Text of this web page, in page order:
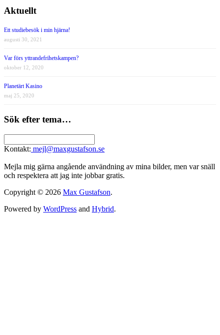
Aktuellt
Ett studiebesök i min hjärna!
augusti 30, 2021
Var förs yttrandefrihetskampen?
oktober 12, 2020
Planetärt Kasino
maj 25, 2020
Sök efter tema…
Kontakt: mejl@maxgustafson.se
Mejla mig gärna angående användning av mina bilder, men var snäll
och respektera att jag inte jobbar gratis.
Copyright © 2026 Max Gustafson.
Powered by WordPress and Hybrid.